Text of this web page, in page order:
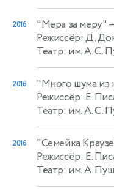
2016 "Мера за меру"
Режиссёр: Д.
Театр: им. А. С.
2016 "Много шума из
Режиссёр: Е.
Театр: им. А. С.
2016 "Семейка
Режиссёр: Е.
Театр: им. А.